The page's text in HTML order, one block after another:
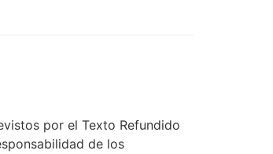
por el Texto Refundido
de los